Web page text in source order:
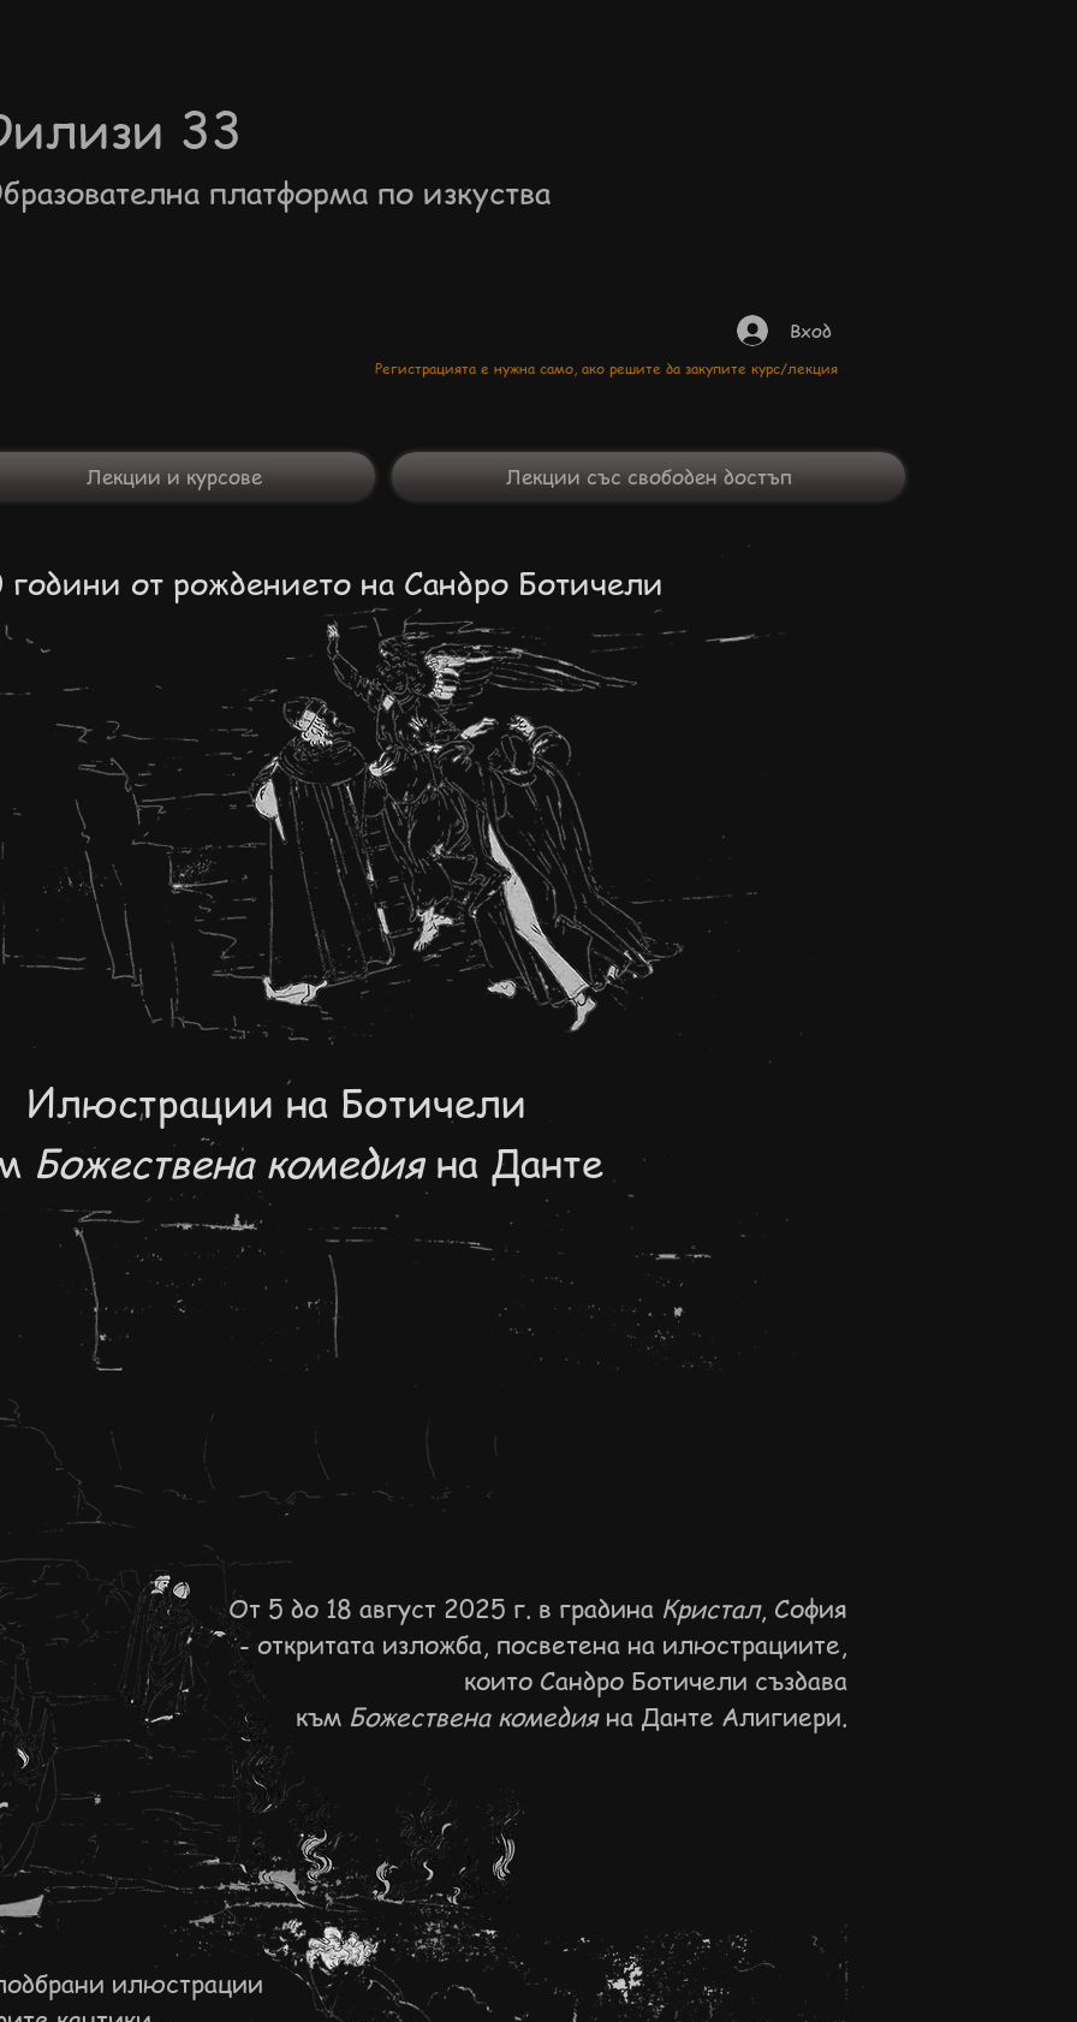
33
платформа по изкуства
Вход
Регистрацията е нужна само, ако решите да закупите курс/лекция
Лекции и курсове Лекции със свободен достъп
от рождението на Сандро Ботичели
Илюстрации на Ботичели
Божествена комедияна Данте
илюстрации
От 5 до 18 август 2025 г. в градина Кристал, София
- откритата изложба, посветена на илюстрациите,
които Сандро Ботичели създава
към Божествена комедияна Данте Алигиери.